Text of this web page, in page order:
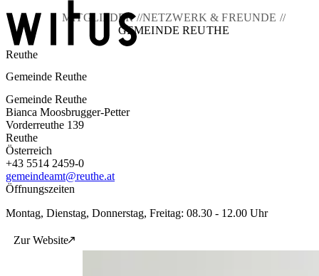
Über uns
Projekte
Mitglieder
Service
Kontakt
MITGLIEDER //NETZWERK & FREUNDE //
GEMEINDE REUTHE
Reuthe
Gemeinde Reuthe
Gemeinde Reuthe
Bianca Moosbrugger-Petter
Vorderreuthe 139
Reuthe
Österreich
+43 5514 2459-0
gemeindeamt@reuthe.at
Öffnungszeiten
Montag, Dienstag, Donnerstag, Freitag: 08.30 - 12.00 Uhr
Zur Website